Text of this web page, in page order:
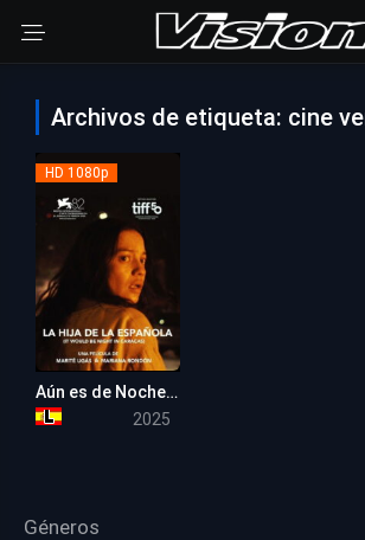
Archivos de etiqueta: cine
HD 1080p
Aún es de Noche en Caracas
2025
Géneros